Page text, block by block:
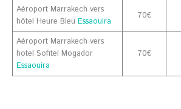
Aéroport Marrakech vers
hôtel Heure BleuEssaouira
70€
Aéroport Marrakech vers
hotel Sofitel Mogador
Essaouira
70€